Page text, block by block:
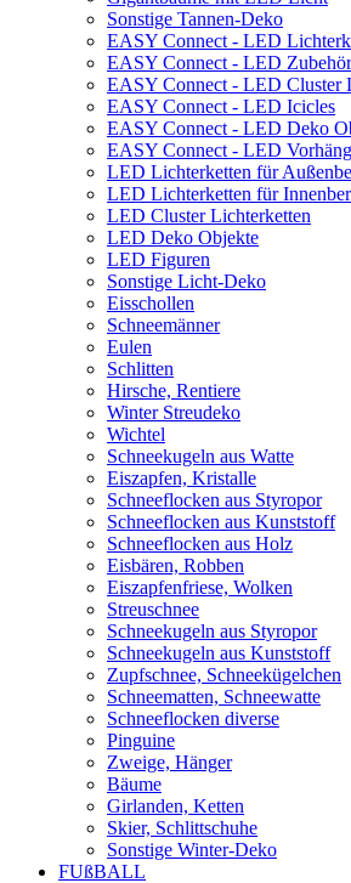
Sonstige Tannen-Deko
EASY Connect - LED
EASY Connect - LED Zubehör
EASY Connect - LED Cluster
EASY Connect - LED Icicles
EASY Connect - LED Deko
EASY Connect - LED
LED Lichterketten für
LED Lichterketten für
LED Cluster Lichterketten
LED Deko Objekte
LED Figuren
Sonstige Licht-Deko
Eisschollen
Schneemänner
Eulen
Schlitten
Hirsche, Rentiere
Winter Streudeko
Wichtel
Schneekugeln aus Watte
Eiszapfen, Kristalle
Schneeflocken aus Styropor
Schneeflocken aus Kunststoff
Schneeflocken aus Holz
Eisbären, Robben
Eiszapfenfriese, Wolken
Streuschnee
Schneekugeln aus Styropor
Schneekugeln aus Kunststoff
Zupfschnee, Schneekügelchen
Schneematten, Schneewatte
Schneeflocken diverse
Pinguine
Zweige, Hänger
Bäume
Girlanden, Ketten
Skier, Schlittschuhe
Sonstige Winter-Deko
FUßBALL